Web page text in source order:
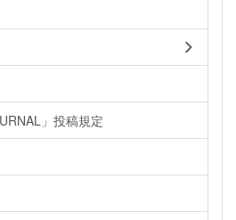
」投稿規定